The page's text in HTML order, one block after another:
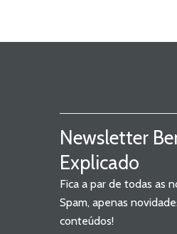
Newsletter
Explicado
Fica a par de todas as
Spam, apenas
conteúdos!